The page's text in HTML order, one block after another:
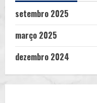
setembro 2025
março 2025
dezembro 2024